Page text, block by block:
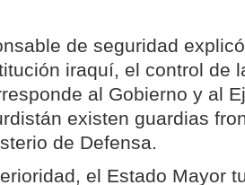
de seguridad
iraquí, el control de
al Gobierno y al
existen guardias
de Defensa.
el Estado Mayor